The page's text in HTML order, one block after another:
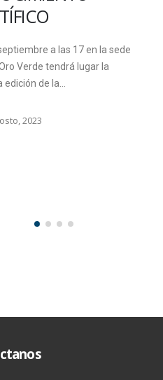
para desarrollar la Jornada
de Laboratorios. El evento
el...
2021